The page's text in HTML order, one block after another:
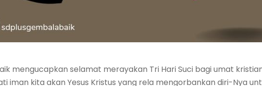
mengucapkan selamat merayakan Tri Hari Suci bagi umat
iman kita akan Yesus Kristus yang rela mengorbankan diri-Nya